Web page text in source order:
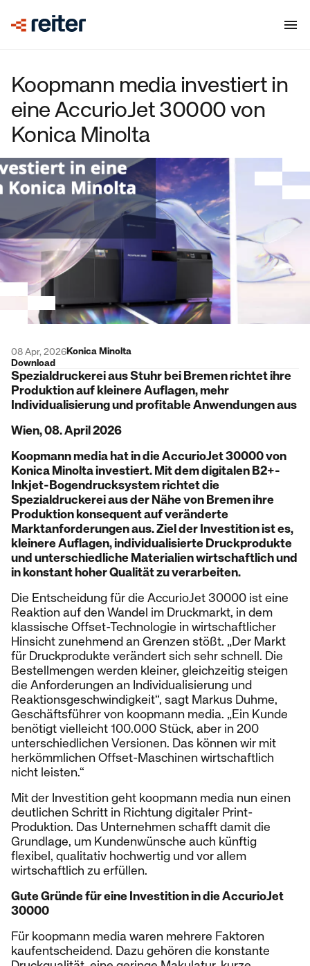
Koopmann media investiert in
eine AccurioJet 30000 von
Konica Minolta
08 Apr, 2026Konica Minolta
Download
Spezialdruckerei aus Stuhr bei Bremen richtet ihre
Produktion auf kleinere Auflagen, mehr
Individualisierung und profitable Anwendungen aus
Wien, 08. April 2026
Koopmann media hat in die AccurioJet 30000 von
Konica Minolta investiert. Mit dem digitalen B2+-
Inkjet-Bogendrucksystem richtet die
Spezialdruckerei aus der Nähe von Bremen ihre
Produktion konsequent auf veränderte
Marktanforderungen aus. Ziel der Investition ist es,
kleinere Auflagen, individualisierte Druckprodukte
und unterschiedliche Materialien wirtschaftlich und
in konstant hoher Qualität zu verarbeiten.
Die Entscheidung für die AccurioJet 30000 ist eine
Reaktion auf den Wandel im Druckmarkt, in dem
klassische Offset-Technologie in wirtschaftlicher
Hinsicht zunehmend an Grenzen stößt. „Der Markt
für Druckprodukte verändert sich sehr schnell. Die
Bestellmengen werden kleiner, gleichzeitig steigen
die Anforderungen an Individualisierung und
Reaktionsgeschwindigkeit“, sagt Markus Duhme,
Geschäftsführer von koopmann media. „Ein Kunde
benötigt vielleicht 100.000 Stück, aber in 200
unterschiedlichen Versionen. Das können wir mit
herkömmlichen Offset-Maschinen wirtschaftlich
nicht leisten.“
Mit der Investition geht koopmann media nun einen
deutlichen Schritt in Richtung digitaler Print-
Produktion. Das Unternehmen schafft damit die
Grundlage, um Kundenwünsche auch künftig
flexibel, qualitativ hochwertig und vor allem
wirtschaftlich zu erfüllen.
Gute Gründe für eine Investition in die AccurioJet
30000
Für koopmann media waren mehrere Faktoren
kaufentscheidend. Dazu gehören die konstante